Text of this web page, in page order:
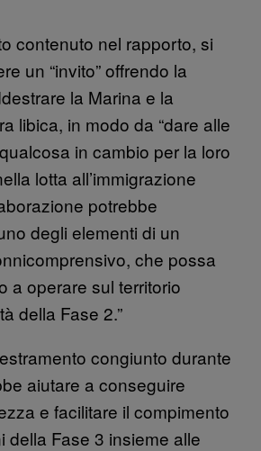
contenuto nel rapporto, si
un “invito” offrendo la
la Marina e la
libica, in modo da “dare alle
in cambio per la loro
lotta all’immigrazione
potrebbe
degli elementi di un
che possa
a operare sul territorio
della Fase 2.”
congiunto durante
aiutare a conseguire
e facilitare il compimento
della Fase 3 insieme alle